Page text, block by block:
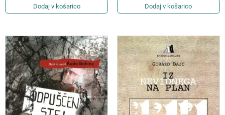
Dodaj v košarico Dodaj v košarico